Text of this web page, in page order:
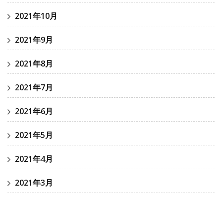
2021年10月
2021年9月
2021年8月
2021年7月
2021年6月
2021年5月
2021年4月
2021年3月